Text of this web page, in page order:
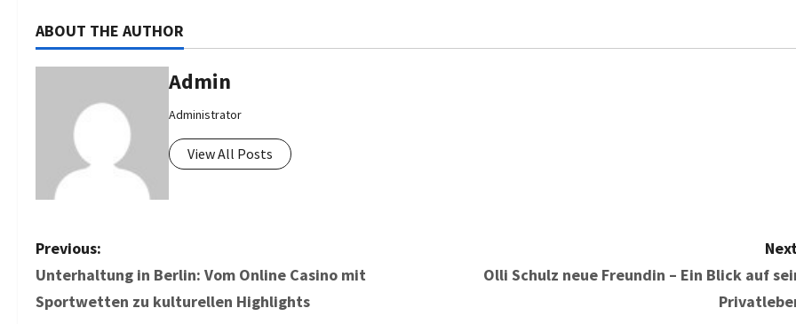
ABOUT THE AUTHOR
Admin
Administrator
View All Posts
P
o
Previous:
Unterhaltung in Berlin: Vom Online Casino mit
Sportwetten zu kulturellen Highlights
Olli Schulz neue Freundin – Ein Blick auf